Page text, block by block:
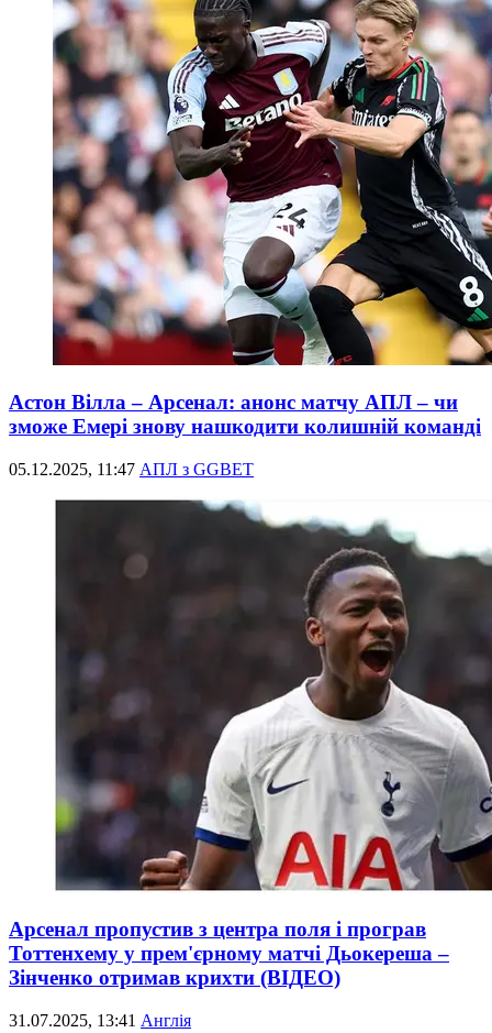
Астон Вілла – Арсенал: анонс матчу АПЛ – чи
зможе Емері знову нашкодити колишній команді
05.12.2025, 11:47 АПЛ з GGBET
Арсенал пропустив з центра поля і програв
Тоттенхему у прем'єрному матчі Дьокереша –
Зінченко отримав крихти (ВІДЕО)
31.07.2025, 13:41 Англія